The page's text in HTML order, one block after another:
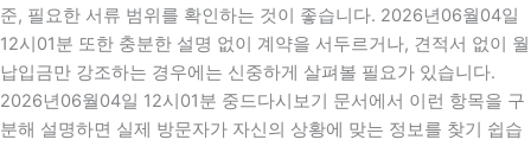
준, 필요한 서류 범위를 확인하는 것이 좋습니다. 2026년06월04일
12시01분 또한 충분한 설명 없이 계약을 서두르거나, 견적서 없이 월
납입금만 강조하는 경우에는 신중하게 살펴볼 필요가 있습니다.
2026년06월04일 12시01분 중드다시보기 문서에서 이런 항목을 구
분해 설명하면 실제 방문자가 자신의 상황에 맞는 정보를 찾기 쉽습